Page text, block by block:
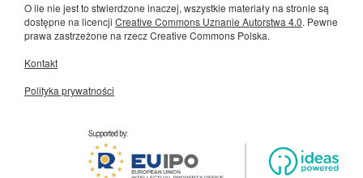
O ile nie jest to stwierdzone inaczej, wszystkie materiały na stronie są
dostępne na licencji Creative Commons Uznanie Autorstwa 4.0. Pewne
prawa zastrzeżone na rzecz Creative Commons Polska.
Kontakt
Polityka prywatności